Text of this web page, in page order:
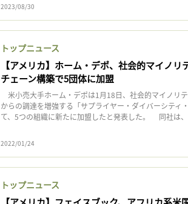
2023/08/30
トップニュース
【アメリカ】ホーム・デポ、社会的マイノリ
チェーン構築で5団体に加盟
米小売大手ホーム・デポは1月18日、社会的マイノリ
からの調達を増強する「サプライヤー・ダイバーシティ
て、5つの組織に新たに加盟したと発表した。 同社は、
2022/01/24
トップニュース